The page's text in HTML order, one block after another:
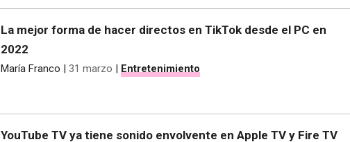
La mejor forma de hacer directos en TikTok desde el PC en
2022
María Franco | 31 marzo | Entretenimiento
YouTube TV ya tiene sonido envolvente en Apple TV y Fire TV